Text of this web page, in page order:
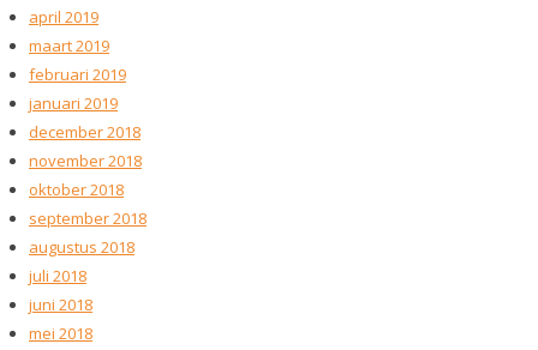
april 2019
maart 2019
februari 2019
januari 2019
december 2018
november 2018
oktober 2018
september 2018
augustus 2018
juli 2018
juni 2018
mei 2018